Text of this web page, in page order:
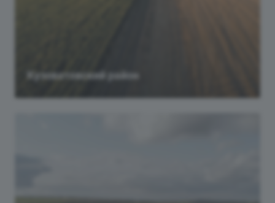
Кузоватовский район